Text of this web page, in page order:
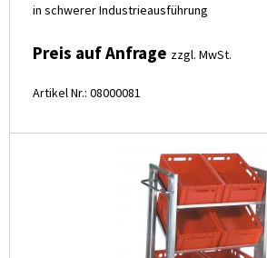
in schwerer Industrieausführung
Preis auf Anfrage zzgl. MwSt.
Artikel Nr.: 08000081